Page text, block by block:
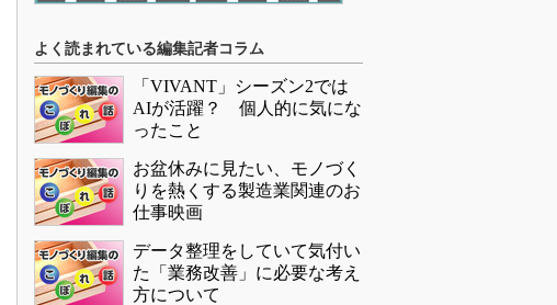
よく読まれている編集記者コラム
「VIVANT」シーズン2では
AIが活躍？ 個人的に気にな
ったこと
お盆休みに見たい、モノづく
りを熱くする製造業関連のお
仕事映画
データ整理をしていて気付い
た「業務改善」に必要な考え
方について